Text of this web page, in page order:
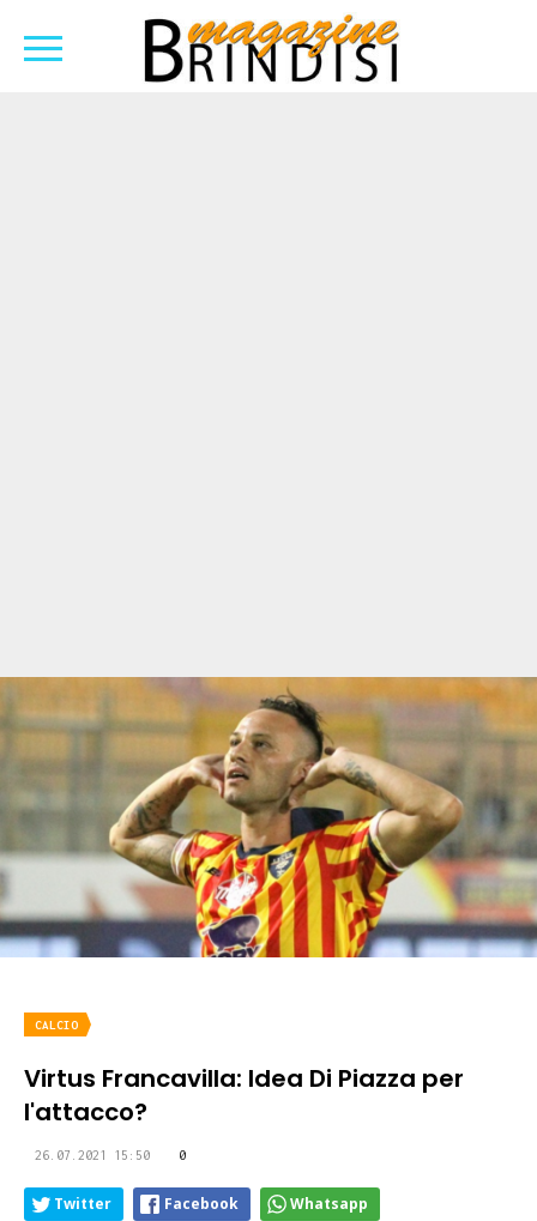
CALCIO
Virtus Francavilla: Idea Di Piazza per
l'attacco?
26.07.2021 15:50 0
Twitter Facebook Whatsapp